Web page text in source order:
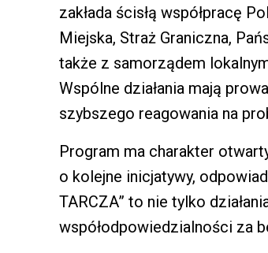
zakłada ścisłą współpracę
Miejska, Straż Graniczna,
także z samorządem
Wspólne działania mają
szybszego reagowania na
Program ma charakter
o kolejne inicjatywy,
TARCZA” to nie tylko
współodpowiedzialności za